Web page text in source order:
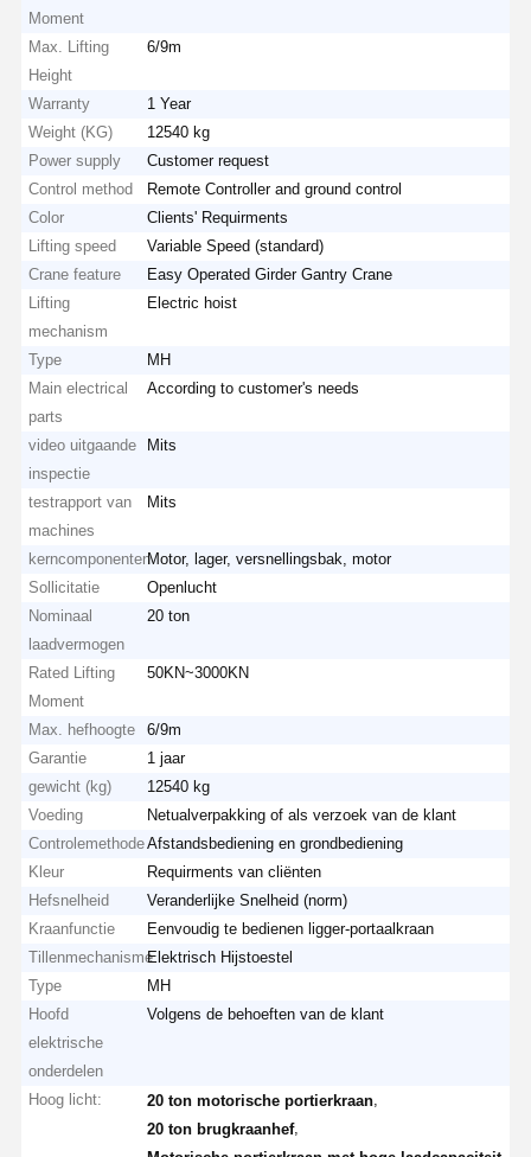
Thuis Producten Videos Over Ons
Fabrieksreis
Alle Gevallen Praatje Nu
De trommel van de draadkabel
Kraanhoek
Eindwagen
Moment
Max. Lifting
Height
6/9m
Warranty
1 Year
Weight (KG)
12540 kg
Power supply
Customer request
Control method
Remote Controller and ground control
Color
Clients' Requirments
Lifting speed
Variable Speed (standard)
Crane feature
Easy Operated Girder Gantry Crane
Lifting
mechanism
Electric hoist
Type
MH
Main electrical
parts
According to customer's needs
video uitgaande
inspectie
Mits
testrapport van
machines
Mits
kerncomponentenMotor, lager, versnellingsbak, motor
Sollicitatie
Openlucht
Nominaal
laadvermogen
20 ton
Rated Lifting
Moment
50KN~3000KN
Max. hefhoogte
6/9m
Garantie
1 jaar
gewicht (kg)
12540 kg
Voeding
Netualverpakking of als verzoek van de klant
ControlemethodeAfstandsbediening en grondbediening
Kleur
Requirments van cliënten
Hefsnelheid
Veranderlijke Snelheid (norm)
Kraanfunctie
Eenvoudig te bedienen ligger-portaalkraan
TillenmechanismeElektrisch Hijstoestel
Type
MH
Hoofd
elektrische
onderdelen
Volgens de behoeften van de klant
Hoog licht: 20 ton motorische portierkraan
20 ton brugkraanhef,